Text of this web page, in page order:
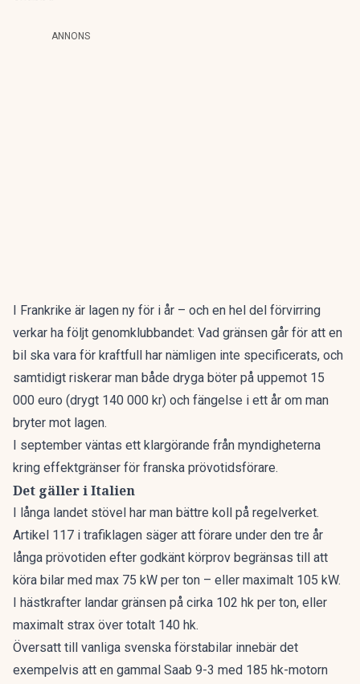
ANNONS
Frankrike är lagen ny för i år – och en hel del förvirring
verkar ha följt genomklubbandet: Vad gränsen går för att en
bil ska vara för kraftfull har nämligen inte specificerats, och
samtidigt riskerar man både dryga böter på uppemot 15
000 euro (drygt 140 000 kr) och fängelse i ett år om man
bryter mot lagen.
I september väntas ett klargörande från myndigheterna
kring effektgränser för franska prövotidsförare.
Det gäller i Italien
I långa landet stövel har man bättre koll på regelverket.
Artikel 117 i trafiklagen säger att förare under den tre år
långa prövotiden efter godkänt körprov begränsas till att
köra bilar med max 75 kW per ton – eller maximalt 105 kW.
I hästkrafter landar gränsen på cirka 102 hk per ton, eller
maximalt strax över totalt 140 hk.
Översatt till vanliga svenska förstabilar innebär det
exempelvis att en gammal Saab 9-3 med 185 hk-motorn